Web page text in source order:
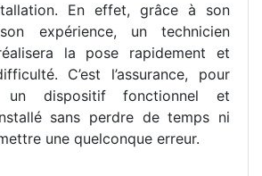
En effet, grâce à son
expérience, un technicien
la pose rapidement et
C’est l’assurance, pour
un dispositif fonctionnel et
sans perdre de temps ni
une quelconque erreur.